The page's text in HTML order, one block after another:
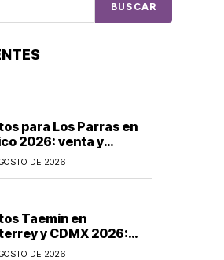
BUSCAR
para Los Parras en
2026: venta y
DE 2026
Taemin en
y CDMX 2026:
comprar?
DE 2026